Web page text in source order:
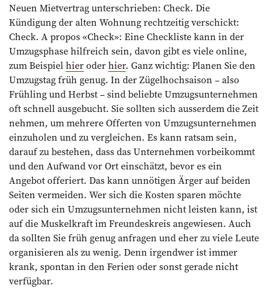
Neuen Mietvertrag unterschrieben: Check. Die
Kündigung der alten Wohnung rechtzeitig verschickt:
Check. A propos «Check»: Eine Checkliste kann in der
Umzugsphase hilfreich sein, davon gibt es viele online,
zum Beispielhieroderhier. Ganz wichtig: Planen Sie den
Umzugstag früh genug. In der Zügelhochsaison – also
Frühling und Herbst – sind beliebte Umzugsunternehmen
oft schnell ausgebucht. Sie sollten sich ausserdem die Zeit
nehmen, um mehrere Offerten von Umzugsunternehmen
einzuholen und zu vergleichen. Es kann ratsam sein,
darauf zu bestehen, dass das Unternehmen vorbeikommt
und den Aufwand vor Ort einschätzt, bevor es ein
Angebot offeriert. Das kann unnötigen Ärger auf beiden
Seiten vermeiden. Wer sich die Kosten sparen möchte
oder sich ein Umzugsunternehmen nicht leisten kann, ist
auf die Muskelkraft im Freundeskreis angewiesen. Auch
da sollten Sie früh genug anfragen und eher zu viele Leute
organisieren als zu wenig. Denn irgendwer ist immer
krank, spontan in den Ferien oder sonst gerade nicht
verfügbar.